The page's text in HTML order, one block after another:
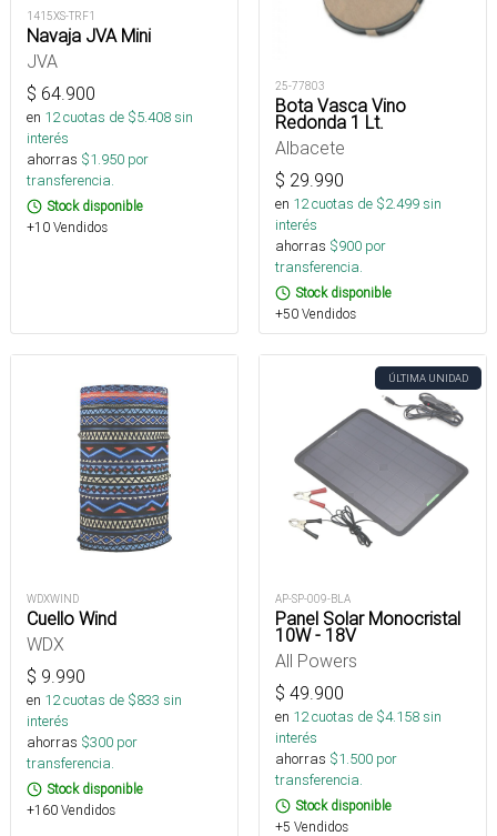
1415XS-TRF1
Navaja JVA Mini
JVA
$ 64.900
en 12cuotas de $5.408sin
interés
ahorras $1.950 por
transferencia.
Stock disponible
+10 Vendidos
25-77803
Bota Vasca Vino
Redonda 1 Lt.
Albacete
$ 29.990
en 12cuotas de $2.499sin
interés
ahorras $900 por
transferencia.
Stock disponible
+50 Vendidos
WDXWIND
Cuello Wind
WDX
$ 9.990
en 12cuotas de $833 sin
interés
ahorras $300 por
transferencia.
Stock disponible
+160 Vendidos
ÚLTIMA UNIDAD
AP-SP-009-BLA
Panel Solar Monocristal
10W - 18V
All Powers
$ 49.900
en 12cuotas de $4.158sin
interés
ahorras $1.500 por
transferencia.
Stock disponible
+5 Vendidos